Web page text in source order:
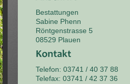
Bestattungen
Sabine Phenn
Röntgenstrasse 5
08529 Plauen
Telefon: 03741 / 40 37 88
Telefax: 03741 / 42 37 36